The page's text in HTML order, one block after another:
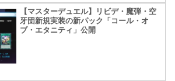
【マスターデュエル】リビデ・魔弾・空
牙団新規実装の新パック「コール・オ
ブ・エタニティ」公開